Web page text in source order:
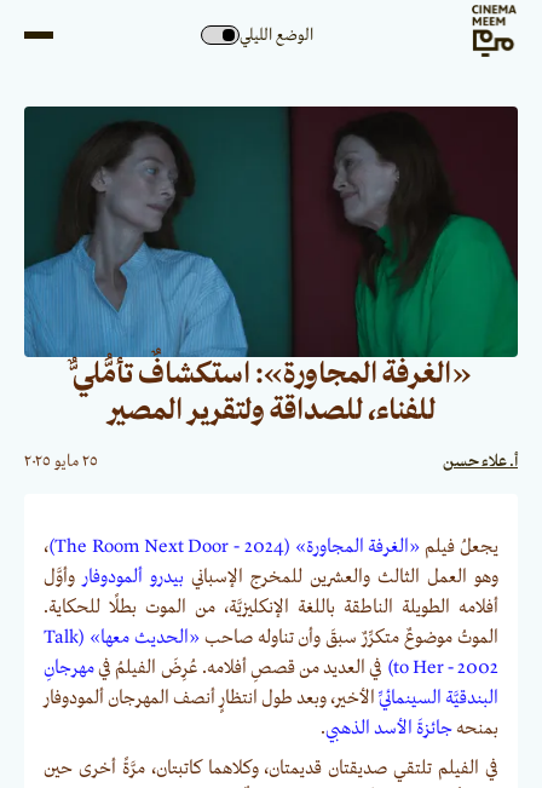
الوضع الليلي
«الغرفة المجاورة»: استكشافٌ تأمُّليٌّ
للفناء، للصداقة ولتقرير المصير
أ. علاء حسن ٢٥ مايو ٢٠٢٥
يجعلُ فيلم «الغرفة المجاورة» (The Room Next Door - 2024)
،
وهو العمل الثالث والعشرين للمخرج الإسباني بيدرو ألمودوفار وأوَّل
أفلامه الطويلة الناطقة باللغة الإنكليزيَّة، من الموت بطلًا للحكاية.
الموتُ موضوعٌ متكرِّرٌ سبقَ وأن تناوله صاحب
«الحديث معها» (Talk
to Her - 2002) في العديد من قصصِ أفلامه. عُرِضَ الفيلمُ فيمهرجانِ
البندقيَّة السينمائيِّ الأخير، وبعد طول انتظارٍ أنصف المهرجان ألمودوفار
بمنحهجائزةَ الأسد الذهبي.
في الفيلم تلتقي صديقتان قديمتان، وكلاهما كاتبتان، مرَّةً أخرى حين